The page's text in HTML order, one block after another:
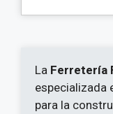
La Ferretería
especializada
para la